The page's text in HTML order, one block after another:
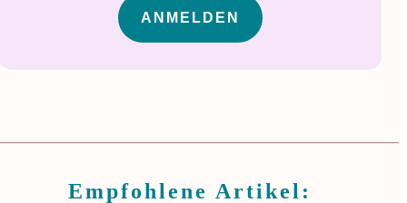
ANMELDEN
Empfohlene Artikel: